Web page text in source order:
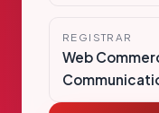
REGISTRAR
Web